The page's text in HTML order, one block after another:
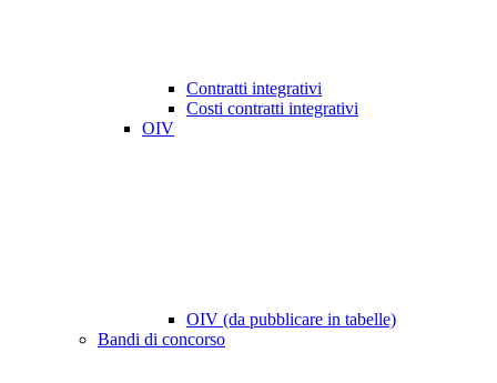
Contratti integrativi
Costi contratti integrativi
OIV
OIV (da pubblicare in tabelle)
Bandi di concorso